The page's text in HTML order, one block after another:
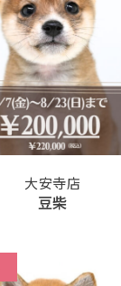
大安寺店
豆柴